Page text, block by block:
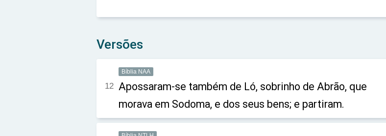
Versões
Bíblia NAA
12 Apossaram-se também de Ló, sobrinho de Abrão, que
morava em Sodoma, e dos seus bens; e partiram.